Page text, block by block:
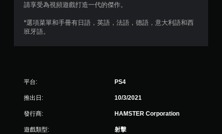
共
1
請享受為視頻遊戲打造一代的傑作。
*選項菜單和手冊有日語，英語，法語，德語，意大利語和西
班牙語。
平台: PS4
推出日: 10/3/2021
發行商: HAMSTER Corporation
遊戲類型: 射擊